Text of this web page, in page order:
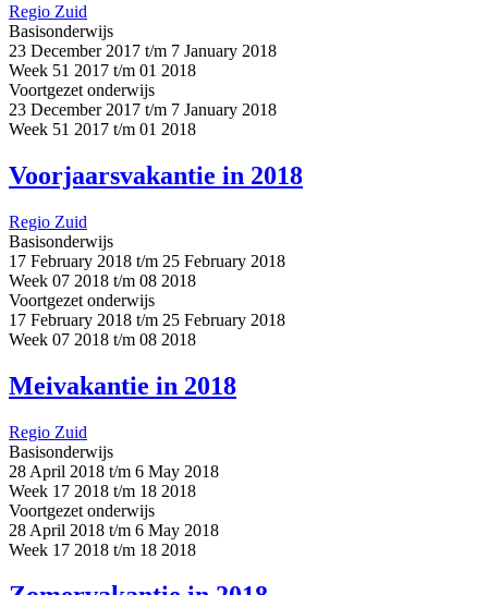
Regio Zuid
Basisonderwijs
23 December 2017 t/m 7 January 2018
Week 51 2017 t/m 01 2018
Voortgezet onderwijs
23 December 2017 t/m 7 January 2018
Week 51 2017 t/m 01 2018
Voorjaarsvakantie in 2018
Regio Zuid
Basisonderwijs
17 February 2018 t/m 25 February 2018
Week 07 2018 t/m 08 2018
Voortgezet onderwijs
17 February 2018 t/m 25 February 2018
Week 07 2018 t/m 08 2018
Meivakantie in 2018
Regio Zuid
Basisonderwijs
28 April 2018 t/m 6 May 2018
Week 17 2018 t/m 18 2018
Voortgezet onderwijs
28 April 2018 t/m 6 May 2018
Week 17 2018 t/m 18 2018